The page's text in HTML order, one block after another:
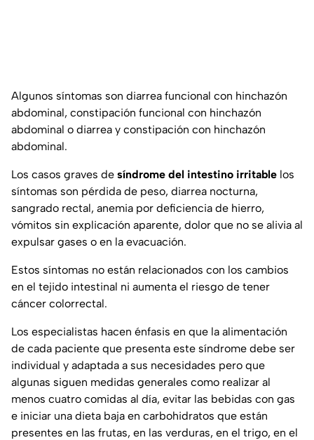
Algunos síntomas son diarrea funcional con hinchazón
abdominal, constipación funcional con hinchazón
abdominal o diarrea y constipación con hinchazón
abdominal.
Los casos graves de síndrome del intestino irritable los
síntomas son pérdida de peso, diarrea nocturna,
sangrado rectal, anemia por deficiencia de hierro,
vómitos sin explicación aparente, dolor que no se alivia al
expulsar gases o en la evacuación.
Estos síntomas no están relacionados con los cambios
en el tejido intestinal ni aumenta el riesgo de tener
cáncer colorrectal.
Los especialistas hacen énfasis en que la alimentación
de cada paciente que presenta este síndrome debe ser
individual y adaptada a sus necesidades pero que
algunas siguen medidas generales como realizar al
menos cuatro comidas al día, evitar las bebidas con gas
e iniciar una dieta baja en carbohidratos que están
presentes en las frutas, en las verduras, en el trigo, en el